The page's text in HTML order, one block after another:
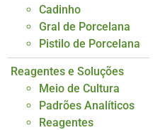
Cadinho
Gral de Porcelana
Pistilo de Porcelana
Reagentes e Soluções
Meio de Cultura
Padrões Analíticos
Reagentes